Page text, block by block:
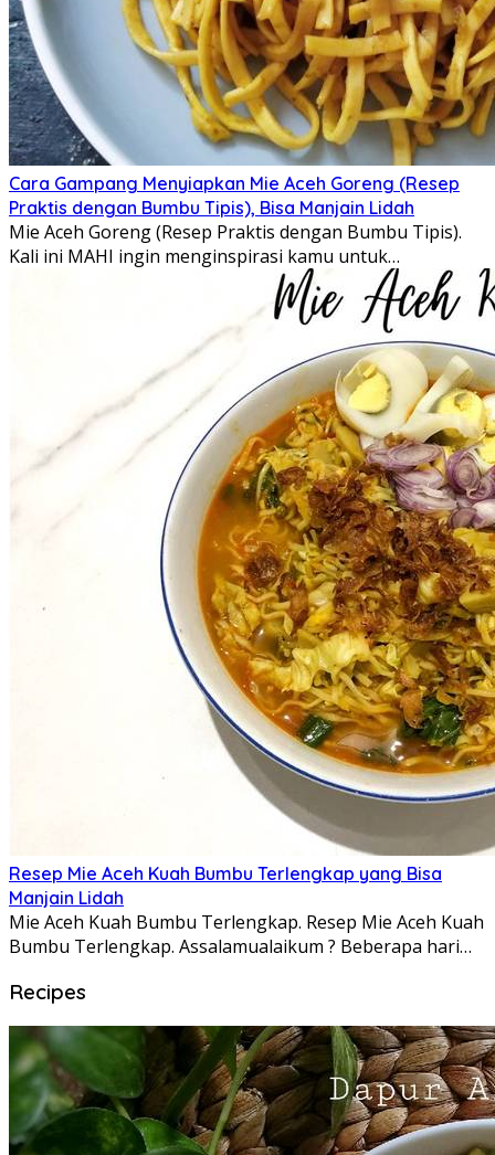
Cara Gampang Menyiapkan Mie Aceh Goreng (Resep
Praktis dengan Bumbu Tipis), Bisa Manjain Lidah
Mie Aceh Goreng (Resep Praktis dengan Bumbu Tipis).
Kali ini MAHI ingin menginspirasi kamu untuk…
Resep Mie Aceh Kuah Bumbu Terlengkap yang Bisa
Manjain Lidah
Mie Aceh Kuah Bumbu Terlengkap. Resep Mie Aceh Kuah
Bumbu Terlengkap. Assalamualaikum ? Beberapa hari…
Recipes